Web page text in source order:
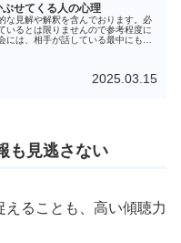
せてくる人の心理
な見解や解釈を含んでおります。必
いるとは限りませんので参考程度に
には、相手が話している最中にも関
2025.03.15
も見逃さない
ることも、高い傾聴力